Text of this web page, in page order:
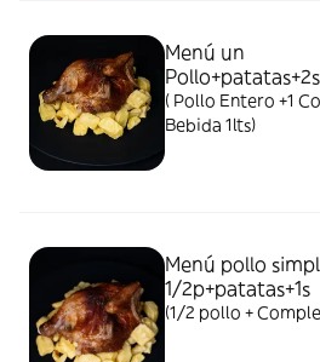
Menú un
( Pollo Entero +1
Bebida 1lts)
Menú pollo
1/2p+patatas+1s
(1/2 pollo +